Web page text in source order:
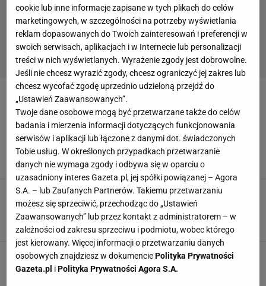
Instagramie. W 2017 r. Wieniawa zdradziła, że przy
wzroście 161 cm waży około 50 kg.
ZOBACZ TEŻ:Wiktoria GąsiewskaAdam Zdrójkowski
JULIA WIENIAWA
Co łączy Wieniawę, Rusin, Rozenek i Pisarek?
Każda z pań pokochała jogę! Z tymi treningami
online zdobędziesz formę życia
MATERIAŁ PROMOCYJNY PR
Julia Wieniawa walczy ze stresem z pomocą
jogi. Dzielnie ćwiczy nawet w upał! "Ostatnio
jestem mocno pospinana"
MATERIAŁ PROMOCYJNY PR
Julia Wieniawa intensywnie ćwiczy na domowej
siłowni: Moc, energia! Zajęcia prowadzi trener
cookie lub inne informacje zapisane w tych plikach do celów
marketingowych, w szczególności na potrzeby wyświetlania
reklam dopasowanych do Twoich zainteresowań i preferencji w
swoich serwisach, aplikacjach i w Internecie lub personalizacji
treści w nich wyświetlanych. Wyrażenie zgody jest dobrowolne.
Jeśli nie chcesz wyrazić zgody, chcesz ograniczyć jej zakres lub
chcesz wycofać zgodę uprzednio udzieloną przejdź do
„Ustawień Zaawansowanych”.
Twoje dane osobowe mogą być przetwarzane także do celów
badania i mierzenia informacji dotyczących funkcjonowania
serwisów i aplikacji lub łączone z danymi dot. świadczonych
Tobie usług. W określonych przypadkach przetwarzanie
danych nie wymaga zgody i odbywa się w oparciu o
uzasadniony interes Gazeta.pl, jej spółki powiązanej – Agora
S.A. – lub Zaufanych Partnerów. Takiemu przetwarzaniu
możesz się sprzeciwić, przechodząc do „Ustawień
Zaawansowanych” lub przez kontakt z administratorem – w
zależności od zakresu sprzeciwu i podmiotu, wobec którego
jest kierowany. Więcej informacji o przetwarzaniu danych
osobowych znajdziesz w dokumenciePolityka Prywatności
Gazeta.pl iPolityka Prywatności Agora S.A.